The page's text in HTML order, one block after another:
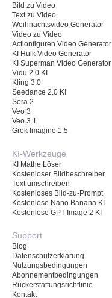
Bild zu Video
Text zu Video
Weihnachtsvideo Generator
Video zu Video
Actionfiguren Video Generator
KI Hulk Video Generator
KI Superman Video Generator
Vidu 2.0 KI
Kling 3.0
Seedance 2.0 KI
Sora 2
Veo 3
Veo 3.1
Grok Imagine 1.5
KI-Werkzeuge
KI Mathe Löser
Kostenloser Bildbeschreiber
Text umschreiben
Kostenloses Bild-zu-Prompt
Kostenlose Nano Banana KI
Kostenlose GPT Image 2 KI
Support
Blog
Datenschutzerklärung
Nutzungsbedingungen
Abonnementbedingungen
Rückerstattungsrichtlinie
Kontakt